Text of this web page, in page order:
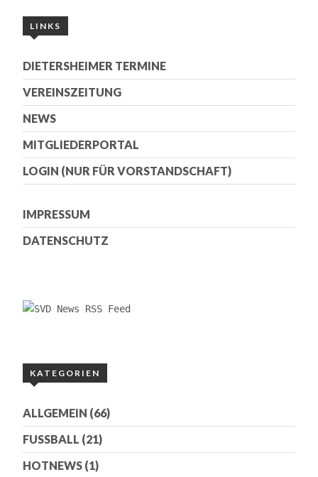
LINKS
DIETERSHEIMER TERMINE
VEREINSZEITUNG
NEWS
MITGLIEDERPORTAL
LOGIN (NUR FÜR VORSTANDSCHAFT)
IMPRESSUM
DATENSCHUTZ
KATEGORIEN
ALLGEMEIN (66)
FUSSBALL (21)
HOTNEWS (1)